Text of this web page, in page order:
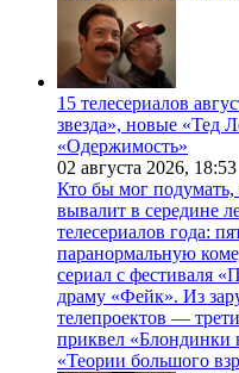
15 телесериалов
звезда», новые «Тед
«Одержимость»
02 августа 2026, 18:53
Кто бы мог
вывалит в середине
телесериалов года:
паранормальную
сериал с фестиваля
драму «Фейк». Из
телепроектов —
приквел «Блондинки
«Теории большого